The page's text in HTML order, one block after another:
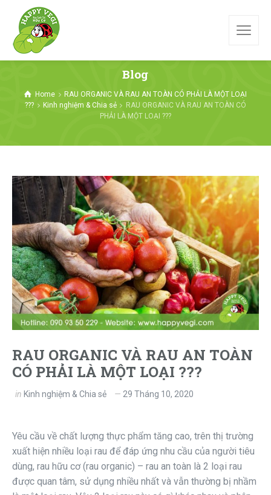
Blog
Home
RAU ORGANIC VÀ RAU AN TOÀN CÓ PHẢI LÀ MỘT LOẠI
???
Kinh nghiệm & Chia sẻ
RAU ORGANIC VÀ RAU AN TOÀN CÓ
PHẢI LÀ MỘT LOẠI ???
RAU ORGANIC VÀ RAU AN TOÀN
CÓ PHẢI LÀ MỘT LOẠI ???
in Kinh nghiệm & Chia sẻ 29 Tháng 10, 2020
Yêu cầu về chất lượng thực phẩm tăng cao, trên thị trường
xuất hiện nhiều loại rau để đáp ứng nhu cầu của người tiêu
dùng, rau hữu cơ (rau organic) – rau an toàn là 2 loại rau
được quan tâm, sử dụng nhiều nhất và vẫn thường bị nhầm